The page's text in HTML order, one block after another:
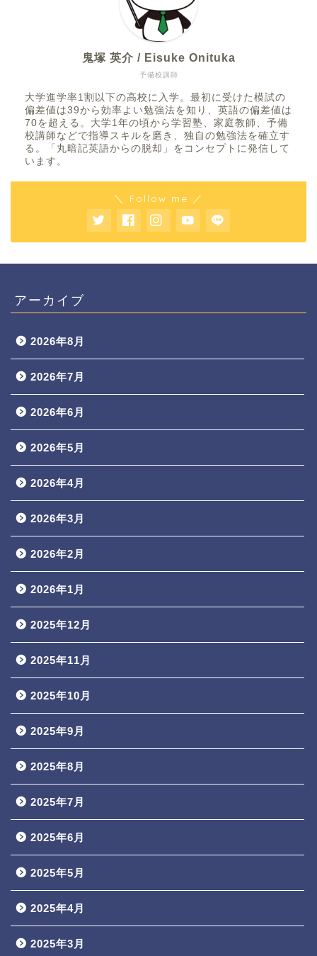
予備校講師
鬼塚 英介 / Eisuke Onituka
大学進学率1割以下の高校に入学。最初に受けた模試の
偏差値は39から効率よい勉強法を知り、英語の偏差値は
70を超える。大学1年の頃から学習塾、家庭教師、予備
校講師などで指導スキルを磨き、独自の勉強法を確立す
る。「丸暗記英語からの脱却」をコンセプトに発信して
います。
＼ Follow me ／
アーカイブ
2026年8月
2026年7月
2026年6月
2026年5月
2026年4月
2026年3月
2026年2月
2026年1月
2025年12月
2025年11月
2025年10月
2025年9月
2025年8月
2025年7月
2025年6月
2025年5月
2025年4月
2025年3月